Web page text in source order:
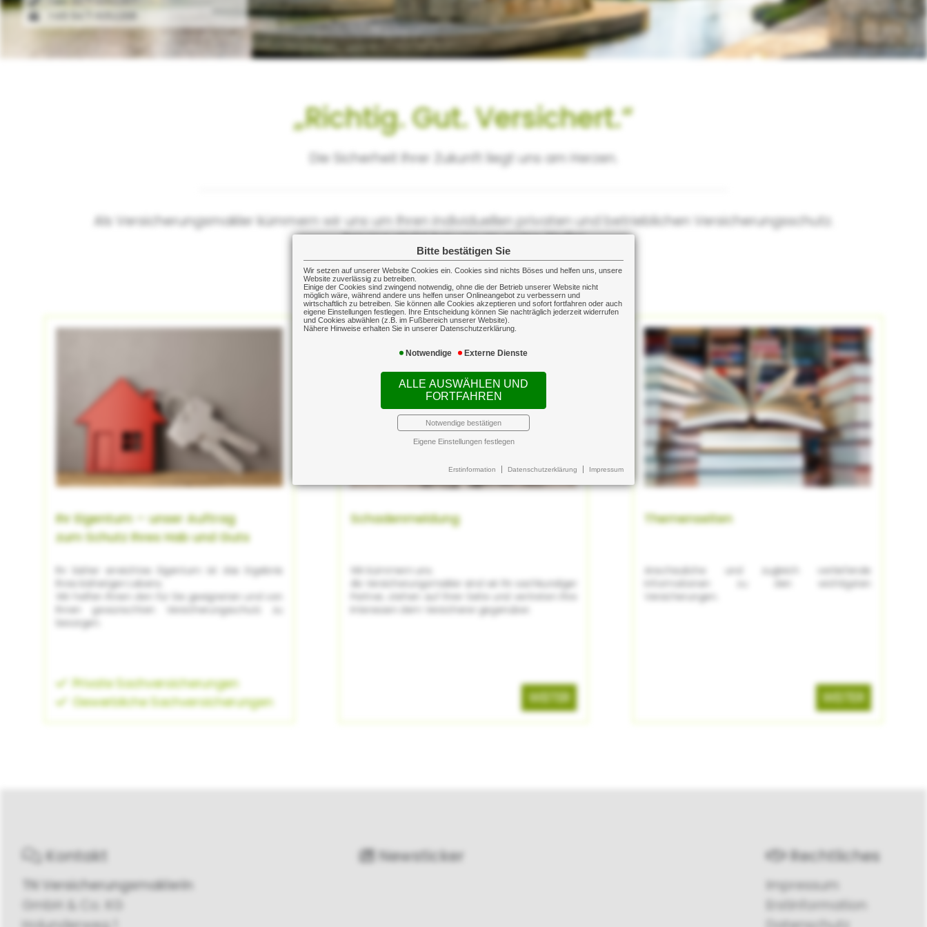
Bitte bestätigen Sie
Wir setzen auf unserer Website Cookies ein. Cookies sind nichts Böses und helfen uns, unsere
Website zuverlässig zu betreiben.
Einige der Cookies sind zwingend notwendig, ohne die der Betrieb unserer Website nicht
möglich wäre, während andere uns helfen unser Onlineangebot zu verbessern und
wirtschaftlich zu betreiben. Sie können alle Cookies akzeptieren und sofort fortfahren oder auch
eigene Einstellungen festlegen. Ihre Entscheidung können Sie nachträglich jederzeit widerrufen
und Cookies abwählen (z.B. im Fußbereich unserer Website).
Nähere Hinweise erhalten Sie in unserer Datenschutzerklärung.
Notwendige Externe Dienste
ALLE AUSWÄHLEN UND
FORTFAHREN
Notwendige bestätigen
Eigene Einstellungen festlegen
Erstinformation Datenschutzerklärung Impressum
„Richtig. Gut. Versichert.“
Die Sicherheit Ihrer Zukunft liegt uns am Herzen.
Als Versicherungsmakler kümmern wir uns um Ihren individuellen privaten und betrieblichen Versicherungsschutz.
Service steht bei uns an erster Stelle!
Wir freuen uns auf Sie.
Ihr Eigentum – unser Auftrag
zum Schutz Ihres Hab und Guts
Ihr bisher erreichtes Eigentum ist das Ergebnis
Ihres bisherigen Lebens.
Wir helfen Ihnen den für Sie geeigneten und von
Ihnen gewünschten Versicherungsschutz zu
besorgen.
Private Sachversicherungen
Gewerbliche Sachversicherungen
Schadenmeldung
Wir kümmern uns.
Als Versicherungsmakler sind wir Ihr sachkundiger
Partner, stehen auf Ihrer Seite und vertreten Ihre
Interessen dem Versicherer gegenüber.
WEITER
Themenseiten
Anschauliche und zugleich vertiefende
Informationen zu den wichtigsten
Versicherungen.
WEITER
Kontakt
TN Versicherungsmaklerin
GmbH & Co. KG
Newsticker Rechtliches
Impressum
Erstinformation